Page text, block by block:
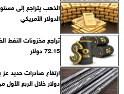
الدولار الأمريكي
تراجع مخزونات النفط
72.15 دولار
دولار خلال الربع الأول